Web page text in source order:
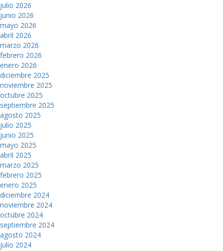
julio 2026
junio 2026
mayo 2026
abril 2026
marzo 2026
febrero 2026
enero 2026
diciembre 2025
noviembre 2025
octubre 2025
septiembre 2025
agosto 2025
julio 2025
junio 2025
mayo 2025
abril 2025
marzo 2025
febrero 2025
enero 2025
diciembre 2024
noviembre 2024
octubre 2024
septiembre 2024
agosto 2024
julio 2024